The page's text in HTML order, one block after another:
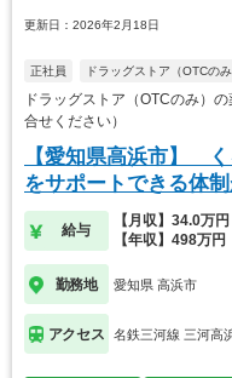
更新日：2026年2月18日
正社員 ドラッグストア（OTCのみ
ドラッグストア（OTCのみ）
合せください）
【愛知県高浜市】
をサポートできる体制
給与
【月収】34.0万円
【年収】498万円
勤務地 愛知県 高浜市
アクセス 名鉄三河線 三河高